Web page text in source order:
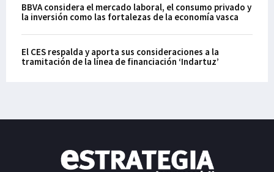
BBVA considera el mercado laboral, el consumo privado y
la inversión como las fortalezas de la economía vasca
El CES respalda y aporta sus consideraciones a la
tramitación de la línea de financiación ‘Indartuz’